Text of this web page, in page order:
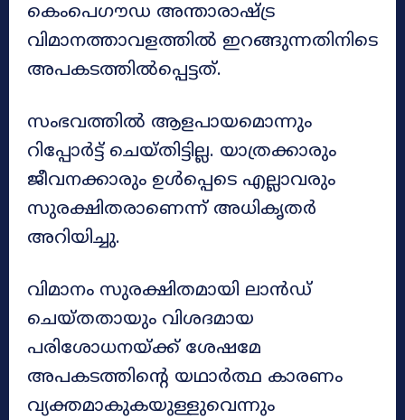
കെംപെഗൗഡ അന്താരാഷ്ട്ര
വിമാനത്താവളത്തിൽ ഇറങ്ങുന്നതിനിടെ
അപകടത്തിൽപ്പെട്ടത്.
സംഭവത്തിൽ ആളപായമൊന്നും
റിപ്പോർട്ട് ചെയ്തിട്ടില്ല. യാത്രക്കാരും
ജീവനക്കാരും ഉൾപ്പെടെ എല്ലാവരും
സുരക്ഷിതരാണെന്ന് അധികൃതർ
അറിയിച്ചു.
വിമാനം സുരക്ഷിതമായി ലാൻഡ്
ചെയ്തതായും വിശദമായ
പരിശോധനയ്ക്ക് ശേഷമേ
അപകടത്തിന്റെ യഥാർത്ഥ കാരണം
വ്യക്തമാകുകയുള്ളുവെന്നും